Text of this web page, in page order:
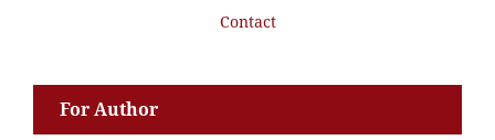
Contact
For Author